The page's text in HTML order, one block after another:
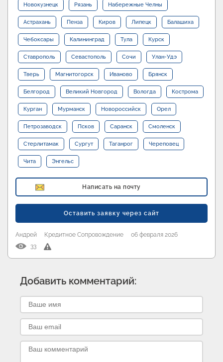
Новокузнецк Рязань Набережные Челны
Астрахань Пенза Киров Липецк Балашиха
Чебоксары Калининград Тула Курск
Ставрополь Севастополь Сочи Улан-Удэ
Тверь Магнитогорск Иваново Брянск
Белгород Великий Новгород Вологда Кострома
Курган Мурманск Новороссийск Орел
Петрозаводск Псков Саранск Смоленск
Стерлитамак Сургут Таганрог Череповец
Чита Энгельс
Написать на почту
Оставить заявку через сайт
Андрей Кредитное Сопровождение
06 февраля 2026
33
Добавить комментарий: